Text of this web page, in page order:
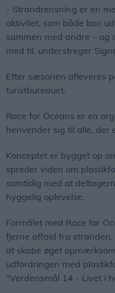
- Strandrensning er en
aktivitet, som både kan
sammen med andre –
med til, understreger
Efter sæsonen afleveres
turistbureauet.
Race for Oceans er en
henvender sig til alle, der
Konceptet er bygget op
spreder viden om
samtidig med at
hyggelig oplevelse.
Formålet med Race for
fjerne affald fra
at skabe øget
udfordringen med
"Verdensmål 14 - Livet i